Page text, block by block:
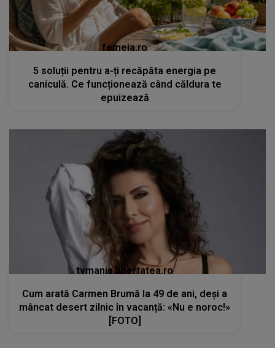
femeia.ro
5 soluții pentru a-ți recăpăta energia pe
caniculă. Ce funcționează când căldura te
epuizează
tvmania.libertatea.ro
Cum arată Carmen Brumă la 49 de ani, deși a
mâncat desert zilnic în vacanță: «Nu e noroc!»
[FOTO]